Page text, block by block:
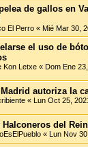
de gallos en
El Perro « Mié Mar 30,
el uso de
Kon Letxe « Dom Ene
autoriza la
« Lun Oct 25,
Halconeros del
« Lun Nov